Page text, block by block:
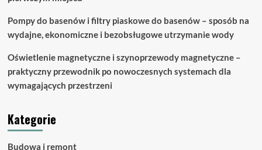
Pompy do basenów i filtry piaskowe do basenów – sposób na
wydajne, ekonomiczne i bezobsługowe utrzymanie wody
Oświetlenie magnetyczne i szynoprzewody magnetyczne –
praktyczny przewodnik po nowoczesnych systemach dla
wymagających przestrzeni
Kategorie
Budowa i remont